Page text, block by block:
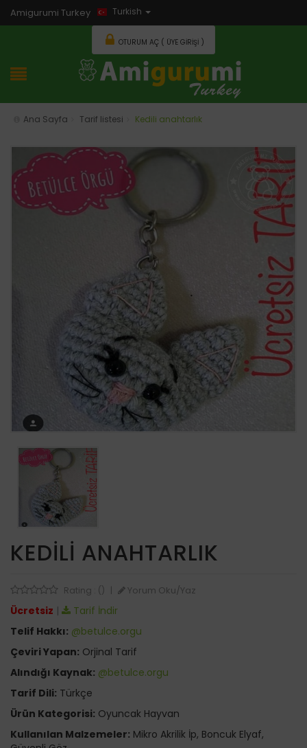
Amigurumi Turkey Turkish
OTURUM AÇ ( ÜYE GIRIŞI )
Ana Sayfa Tarif listesi Kedili anahtarlık
KEDILI ANAHTARLIK
Rating : () Yorum Oku/Yaz
Ücretsiz |
Tarif İndir
Telif Hakkı: @betulce.orgu
Çeviri Yapan: Orjinal Tarif
Alındığı Kaynak: @betulce.orgu
Tarif Dili: Türkçe
Ürün Kategorisi: Oyuncak Hayvan
Kullanılan Malzemeler: Mikro Akrilik İp, Boncuk Elyaf,